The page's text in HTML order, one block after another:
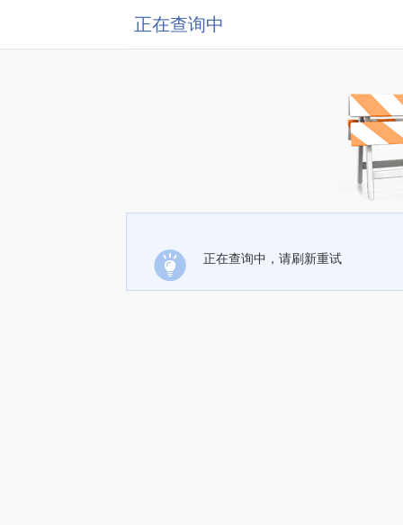
正在查询中
正在查询中，请刷新重试